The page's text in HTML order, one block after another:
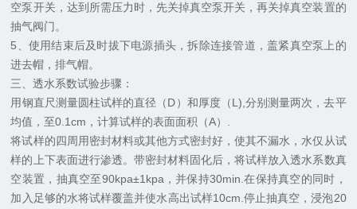
空泵开关，达到所需压力时，先关掉真空泵开关，再关掉真空装置的
抽气阀门。
5、使用结束后及时拔下电源插头，拆除连接管道，盖紧真空泵上的
进去帽，排气帽。
三、透水系数试验步骤：
用钢直尺测量圆柱试样的直径（D）和厚度（L),分别测量两次，去平
均值，至0.1cm，计算试样的表面面积（A）.
将试样的四周用密封材料或其他方式密封好，使其不漏水，水仅从试
样的上下表面进行渗透。带密封材料固化后，将试样放入透水系数真
空装置，抽真空至90kpa±1kpa，并保持30min.在保持真空的同时，
加入足够的水将试样覆盖并使水高出试样10cm.停止抽真空，浸泡20